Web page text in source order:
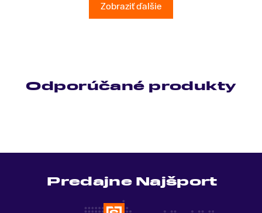
Ešte raz ďakujem.Zobraziť ďalšie
Odporúčané produkty
Predajne Najšport